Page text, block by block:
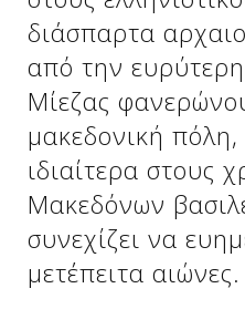
Δείτε μας:
διάσπαρτα
από την
Μίεζας
μακεδονική
ιδιαίτερα στους
Μακεδόνων
συνεχίζει να
μετέπειτα αιώνες.